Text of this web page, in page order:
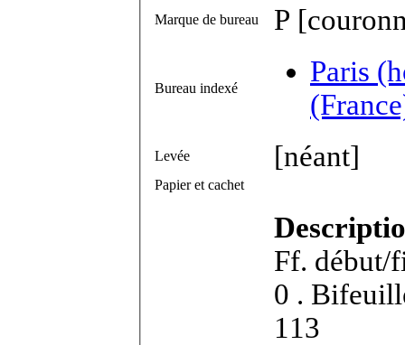
Marque de bureau P
Bureau indexé
Paris
Levée [néant]
Papier et cachet
Ff. début/
0 . Bifeuillet in-8°. Dimensions feuillet : 182 x
113